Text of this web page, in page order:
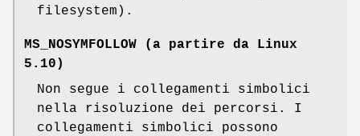
filesystem).
MS_NOSYMFOLLOW (a partire da Linux
5.10)
Non segue i collegamenti simbolici
nella risoluzione dei percorsi. I
collegamenti simbolici possono